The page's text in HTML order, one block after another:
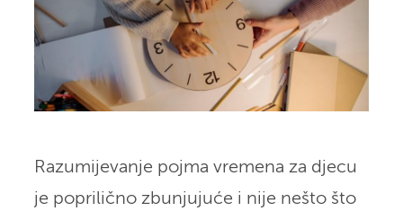
Razumijevanje pojma vremena za djecu
je poprilično zbunjujuće i nije nešto što